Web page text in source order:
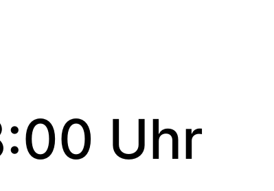
Uhr